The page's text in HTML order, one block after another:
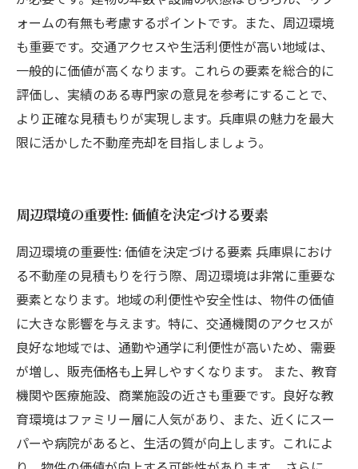
ォームの有無も考慮するポイントです。また、周辺環境
も重要です。交通アクセスや生活利便性が高い地域は、
一般的に価値が高くなります。これらの要素を総合的に
評価し、実績のある専門家の意見を参考にすることで、
より正確な見積もりが実現します。兵庫県の魅力を最大
限に活かした不動産売却を目指しましょう。
周辺環境の重要性: 価値を決定づける要素
周辺環境の重要性: 価値を決定づける要素 兵庫県におけ
る不動産の見積もりを行う際、周辺環境は非常に重要な
要素となります。地域の利便性や安全性は、物件の価値
に大きな影響を与えます。特に、交通機関のアクセスが
良好な地域では、通勤や通学に利便性が高いため、需要
が増し、販売価格も上昇しやすくなります。 また、教育
機関や医療施設、商業施設の近さも重要です。良好な教
育環境はファミリー層に人気があり、また、近くにスー
パーや病院があると、生活の質が向上します。これによ